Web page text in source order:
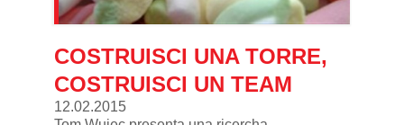
COSTRUISCI UNA TORRE,
COSTRUISCI UN TEAM
12.02.2015